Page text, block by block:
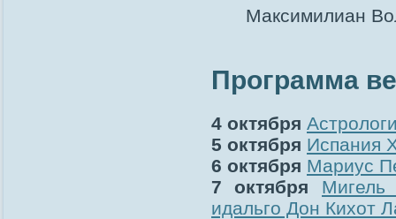
Максимилиан
Программа
4 октября
5 октября Испания
6 октября Мариус
7 октября
идальго Дон Кихот